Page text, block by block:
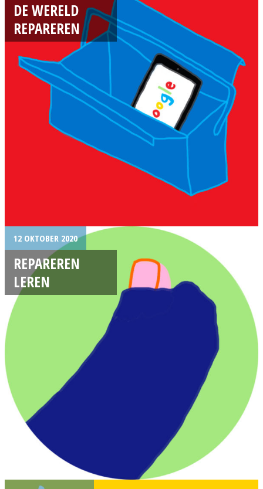
DE WERELD
REPAREREN
12 OKTOBER 2020
REPAREREN
LEREN